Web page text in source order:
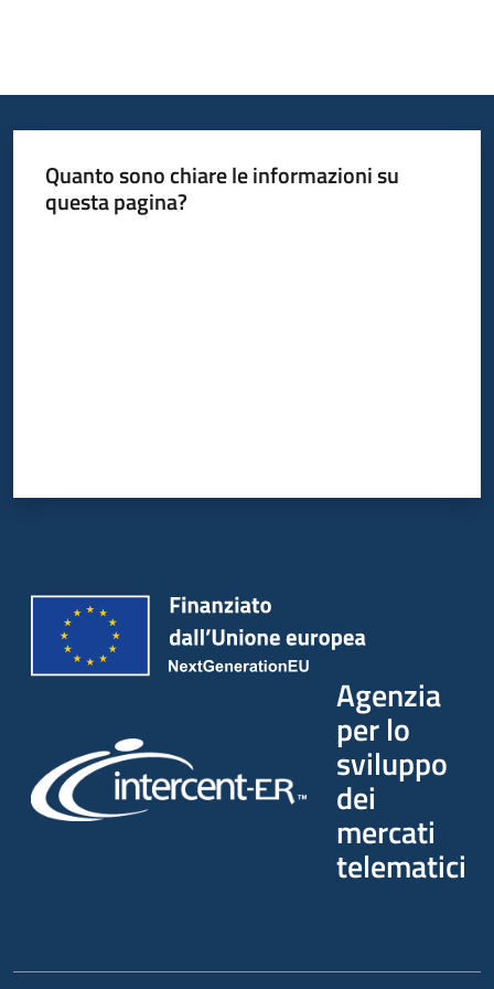
Quanto sono chiare le informazioni su
questa pagina?
Agenzia
per lo
sviluppo
dei
mercati
telematici